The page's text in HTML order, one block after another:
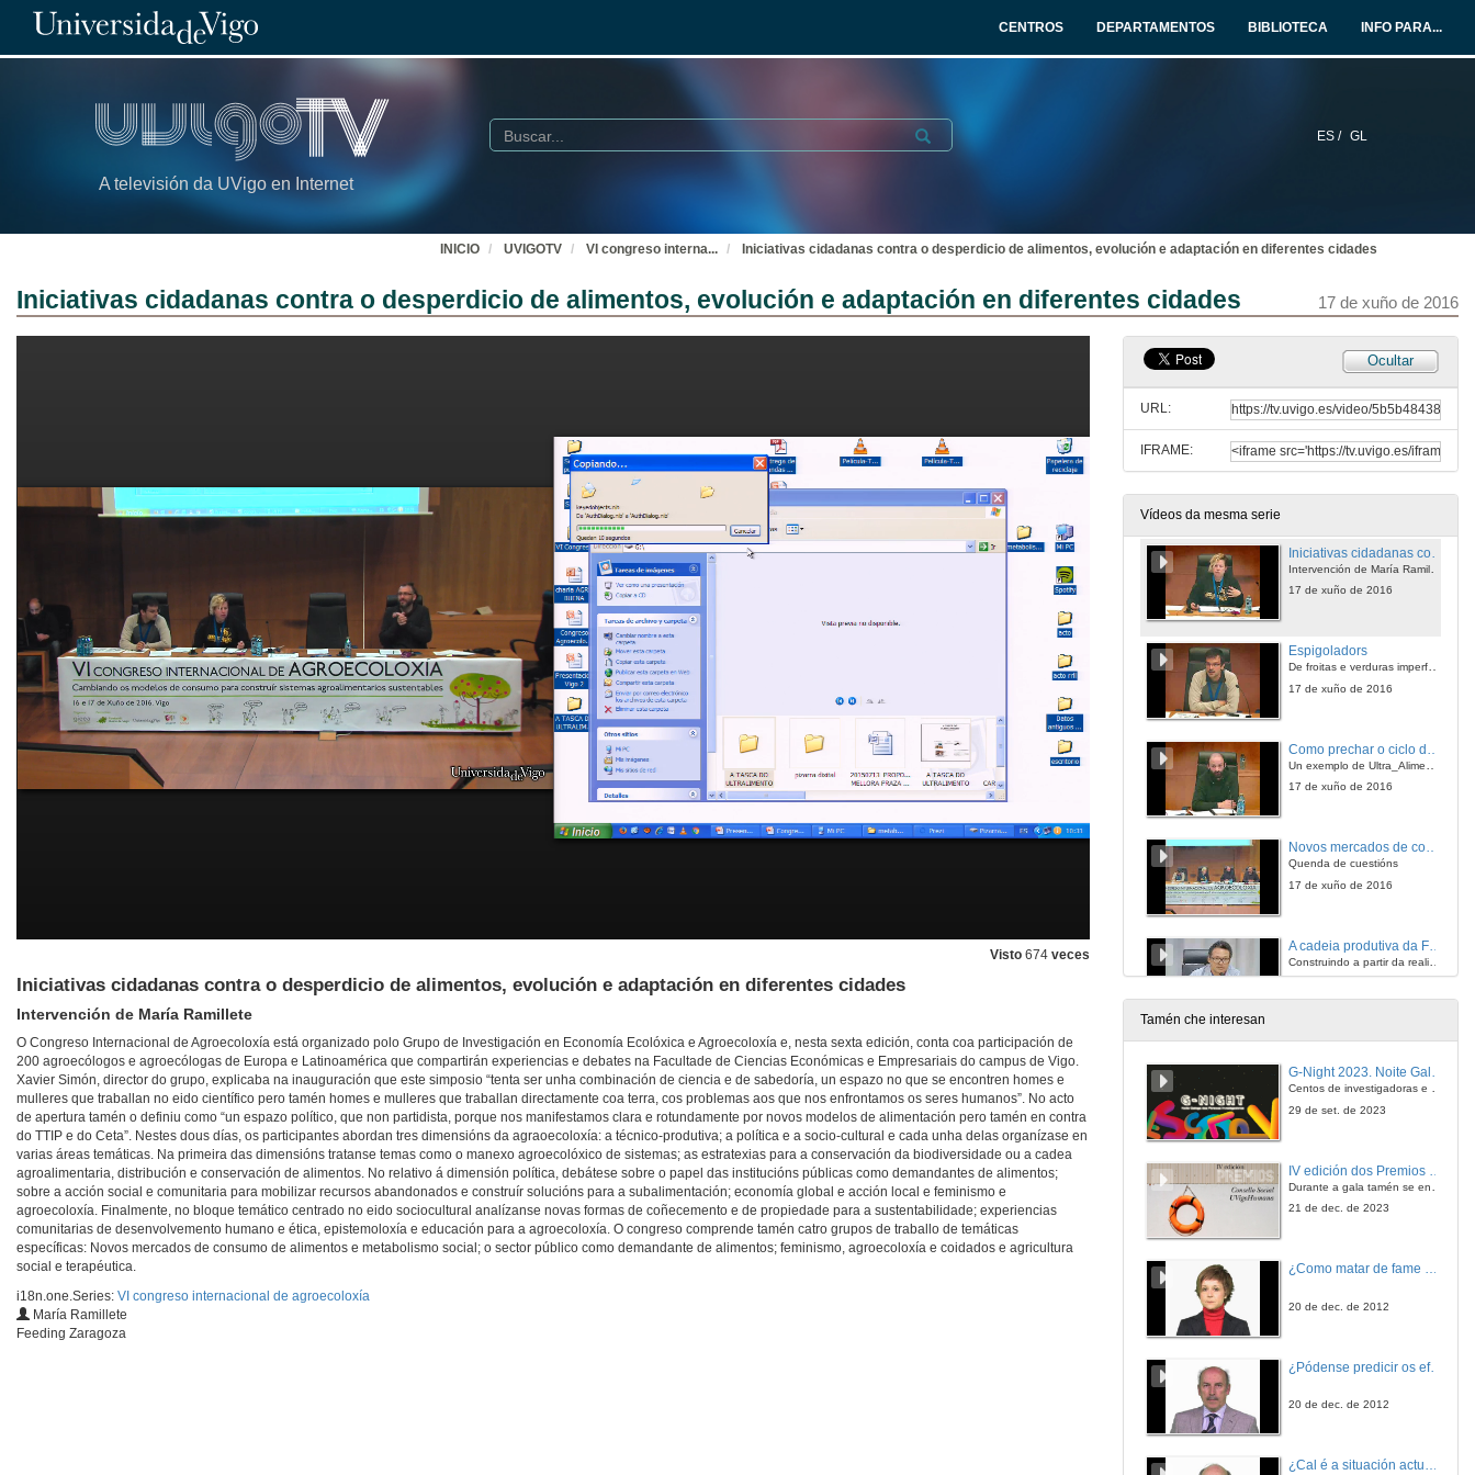
CENTROS DEPARTAMENTOS BIBLIOTECA INFO PARA...
A televisión da UVigo en Internet
ES / GL
Buscar Submit
INICIO UVIGOTV VI congreso interna... Iniciativas cidadanas contra o desperdicio de alimentos, evolución e adaptación en diferentes cidades
Iniciativas cidadanas contra o desperdicio de alimentos, evolución e adaptación en diferentes cidades 17 de xuño de 2016
Visto 674 veces
Iniciativas cidadanas contra o desperdicio de alimentos, evolución e adaptación en diferentes cidades
Intervención de María Ramillete
O Congreso Internacional de Agroecoloxía está organizado polo Grupo de Investigación en Economía Ecolóxica e Agroecoloxía e, nesta sexta edición, conta coa participación de
200 agroecólogos e agroecólogas de Europa e Latinoamérica que compartirán experiencias e debates na Facultade de Ciencias Económicas e Empresariais do campus de Vigo.
Xavier Simón, director do grupo, explicaba na inauguración que este simposio “tenta ser unha combinación de ciencia e de sabedoría, un espazo no que se encontren homes e
mulleres que traballan no eido científico pero tamén homes e mulleres que traballan directamente coa terra, cos problemas aos que nos enfrontamos os seres humanos”. No acto
de apertura tamén o definiu como “un espazo político, que non partidista, porque nos manifestamos clara e rotundamente por novos modelos de alimentación pero tamén en contra
do TTIP e do Ceta”. Nestes dous días, os participantes abordan tres dimensións da agraoecoloxía: a técnico-produtiva; a política e a socio-cultural e cada unha delas organízase en
varias áreas temáticas. Na primeira das dimensións tratanse temas como o manexo agroecolóxico de sistemas; as estratexias para a conservación da biodiversidade ou a cadea
agroalimentaria, distribución e conservación de alimentos. No relativo á dimensión política, debátese sobre o papel das institucións públicas como demandantes de alimentos;
sobre a acción social e comunitaria para mobilizar recursos abandonados e construír solucións para a subalimentación; economía global e acción local e feminismo e
agroecoloxía. Finalmente, no bloque temático centrado no eido sociocultural analízanse novas formas de coñecemento e de propiedade para a sustentabilidade; experiencias
comunitarias de desenvolvemento humano e ética, epistemoloxía e educación para a agroecoloxía. O congreso comprende tamén catro grupos de traballo de temáticas
específicas: Novos mercados de consumo de alimentos e metabolismo social; o sector público como demandante de alimentos; feminismo, agroecoloxía e coidados e agricultura
social e terapéutica.
i18n.one.Series: VI congreso internacional de agroecoloxía
María Ramillete
Feeding Zaragoza
Ocultar
URL:
IFRAME:
Vídeos da mesma serie
Impacto de bem-estar dos utilizadores das hortas biológicas no parque da Devesa
17 de xuño de 2016
O sistema agroalimentario: Unha mirada dende o metabolismo social
Intervención de Óscar Carpintero Redondo
O sistema agroalimentario. Quenda de cuestións
Quenda de cuestións
17 de xuño de 2016
Intervención de María Ramillete
17 de xuño de 2016
Espigoladors
De froitas e verduras imperfetas nacen segundas oportunidades
17 de xuño de 2016
Un exemplo de Ultra_Alimento e Ultra_Tasca
17 de xuño de 2016
Novos mercados de consumo de alimentos e metabolismo social. Quenda de cuestións
Quenda de cuestións
17 de xuño de 2016
Construindo a partir da realidade vivenciada
Organicaçao cooperativa
17 de xuño de 2016
17 de xuño de 2016
17 de xuño de 2016
17 de xuño de 2016
Tamén che interesan
G-Night 2023. Noite Galega das Persoas Investigadoras. Conciencias creativas
Centos de investigadoras e investigadores, decenas de actividades e sete cidades
29 de set. de 2023
Durante a gala tamén se entregaron os galardóns aos mellores TFG e TFM en materia de Axenda 2030
21 de dec. de 2023
¿Como matar de fame as bacterias?
20 de dec. de 2012
¿Pódense predicir os efectos polo achegamento á Terra dos asteroides?
20 de dec. de 2012
¿Cal é a situación actual do consumo cinematográfico?